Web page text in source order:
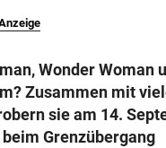
Wonder Woman
Zusammen mit
sie am 14.
beim Grenzübergang